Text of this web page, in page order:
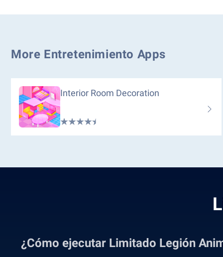
More Entretenimiento Apps
Interior Room Decoration
¿Cómo ejecutar Limitado Legión